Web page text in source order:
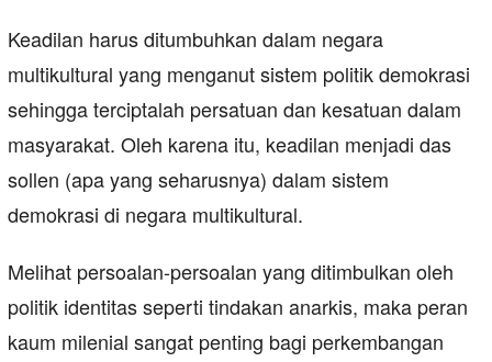
Keadilan harus ditumbuhkan dalam negara
multikultural yang menganut sistem politik demokrasi
sehingga terciptalah persatuan dan kesatuan dalam
masyarakat. Oleh karena itu, keadilan menjadi das
sollen (apa yang seharusnya) dalam sistem
demokrasi di negara multikultural.
Melihat persoalan-persoalan yang ditimbulkan oleh
politik identitas seperti tindakan anarkis, maka peran
kaum milenial sangat penting bagi perkembangan